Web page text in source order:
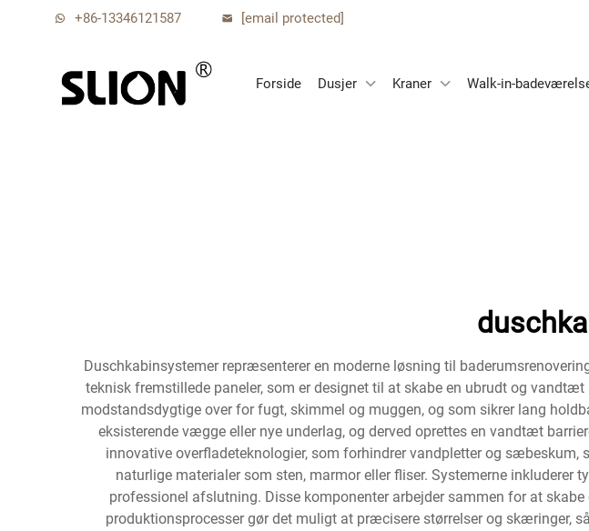
+86-13346121587 [email protected]
Forside Dusjer Kraner Walk-in-
Duschkabinsystemer repræsenterer en moderne løsning til
teknisk fremstillede paneler, som er designet til at skabe en ubrudt og
modstandsdygtige over for fugt, skimmel og muggen, og som sikrer lang
eksisterende vægge eller nye underlag, og derved oprettes en vandtæt
innovative overfladeteknologier, som forhindrer vandpletter og
naturlige materialer som sten, marmor eller fliser. Systemerne inkluderer
professionel afslutning. Disse komponenter arbejder sammen for at
produktionsprocesser gør det muligt at præcisere størrelser og skæringer,